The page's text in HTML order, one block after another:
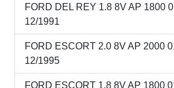
FORD DEL REY 1.8 8V AP 1800
12/1991
FORD ESCORT 2.0 8V AP 2000
12/1995
FORD ESCORT 1.8 8V AP 1800